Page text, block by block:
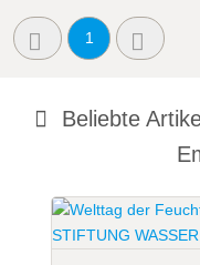
1
Beliebte